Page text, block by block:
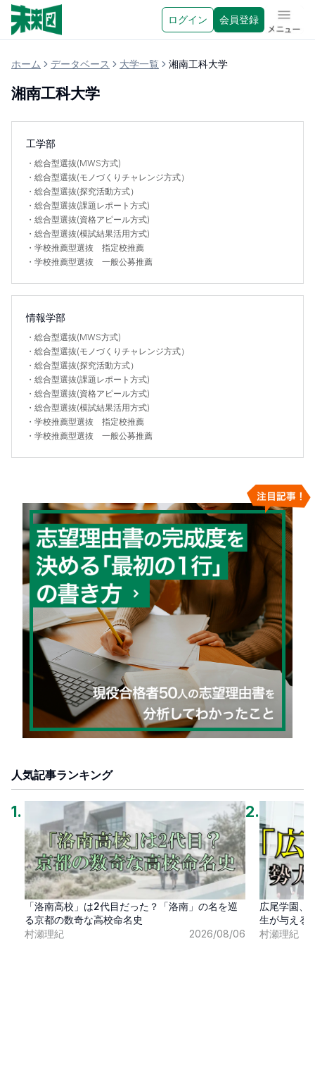
ログイン 会員登録 メニュ
ホーム データベース 大学一覧 湘南工科大学
湘南工科大学
工学部
・ 総合型選抜(MWS方式)
・ 総合型選抜(モノづくりチャレンジ方式）
・ 総合型選抜(探究活動方式）
・ 総合型選抜(課題レポート方式)
・ 総合型選抜(資格アピール方式)
・ 総合型選抜(模試結果活用方式)
・ 学校推薦型選抜 指定校推薦
・ 学校推薦型選抜 一般公募推薦
情報学部
・ 総合型選抜(MWS方式)
・ 総合型選抜(モノづくりチャレンジ方式）
・ 総合型選抜(探究活動方式）
・ 総合型選抜(課題レポート方式)
・ 総合型選抜(資格アピール方式)
・ 総合型選抜(模試結果活用方式)
・ 学校推薦型選抜 指定校推薦
・ 学校推薦型選抜 一般公募推薦
人気記事ランキング
1 .
「洛南高校」は2代目だった？「洛南」の名を巡
る京都の数奇な高校命名史
村瀬理紀
2026/08/06
2.
広尾学園、
生が与える
村瀬理紀